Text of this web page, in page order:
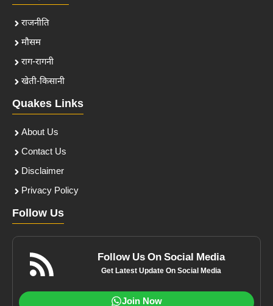
राजनीति
मौसम
राग-रागनी
खेती-किसानी
Quakes Links
About Us
Contact Us
Disclaimer
Privacy Policy
Follow Us
Follow Us On Social Media
Get Latest Update On Social Media
Join Now